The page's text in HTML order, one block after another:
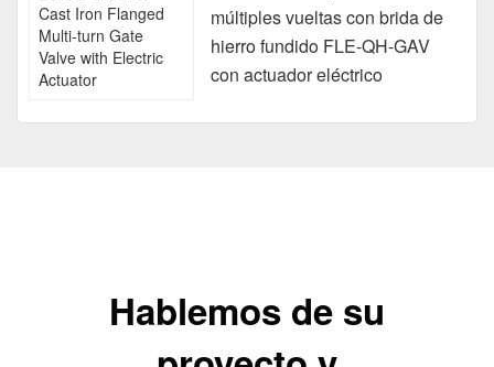
múltiples vueltas con brida de
hierro fundido FLE-QH-GAV
con actuador eléctrico
Hablemos de su